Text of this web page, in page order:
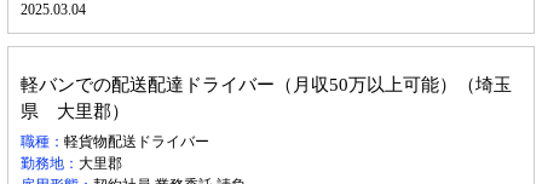
2025.03.04
軽バンでの配送配達ドライバー（月収50万以上可能）（埼玉
県 大里郡）
職種： 軽貨物配送ドライバー
勤務地： 大里郡